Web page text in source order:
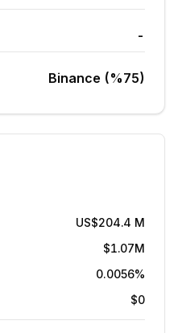
-
Binance (%75)
US$204.4 M
$1.07M
0.0056%
$0